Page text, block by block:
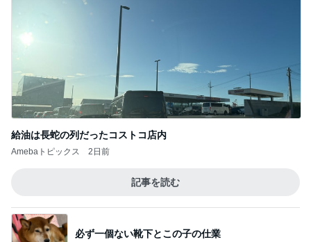
給油は長蛇の列だったコストコ店内
Amebaトピックス 2日前
記事を読む
必ず一個ない靴下とこの子の仕業